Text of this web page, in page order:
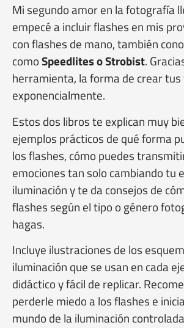
Mi segundo amor en la fotografía
empecé a incluir flashes en mis
con flashes de mano, también
comoSpeedlites o Strobist.
herramienta, la forma de crear
exponencialmente.
Estos dos libros te explican muy
ejemplos prácticos de qué forma
los flashes, cómo puedes
emociones tan solo cambiando tu
iluminación y te da consejos de
flashes según el tipo o género
hagas.
Incluye ilustraciones de los
iluminación que se usan en cada
didáctico y fácil de replicar.
perderle miedo a los flashes e
mundo de la iluminación